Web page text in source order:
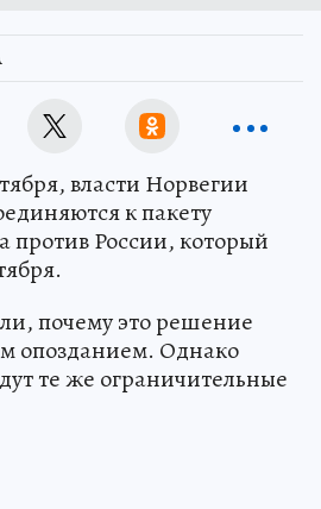
власти Норвегии
к пакету
против России, который
почему это решение
опозданием. Однако
те же ограничительные